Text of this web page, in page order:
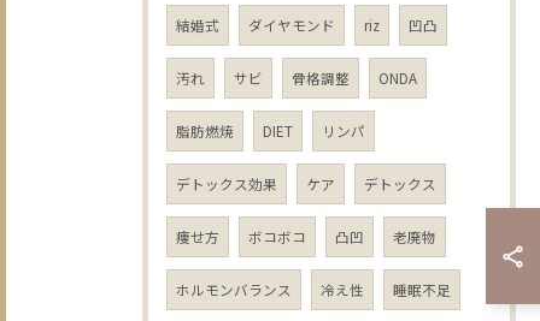
結婚式 ダイヤモンド riz 凹凸
汚れ サビ 骨格調整 ONDA
脂肪燃焼 DIET リンパ
デトックス効果 ケア デトックス
痩せ方 ボコボコ 凸凹 老廃物
ホルモンバランス 冷え性 睡眠不足